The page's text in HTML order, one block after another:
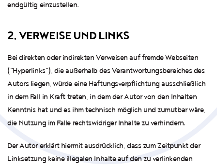
endgültig einzustellen.
2. VERWEISE UND LINKS
Bei direkten oder indirekten Verweisen auf fremde Webseiten
("Hyperlinks"), die außerhalb des Verantwortungsbereiches des
Autors liegen, würde eine Haftungsverpflichtung ausschließlich
in dem Fall in Kraft treten, in dem der Autor von den Inhalten
Kenntnis hat und es ihm technisch möglich und zumutbar wäre,
die Nutzung im Falle rechtswidriger Inhalte zu verhindern.
Der Autor erklärt hiermit ausdrücklich, dass zum Zeitpunkt der
Linksetzung keine illegalen Inhalte auf den zu verlinkenden